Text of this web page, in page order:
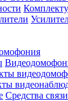
Средства связи